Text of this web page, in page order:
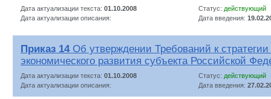
Дата актуализации текста: 01.10.2008 Статус: действующий
Дата актуализации описания:
Дата введения:
Приказ 14Об утверждении Требований к
экономического развития субъекта Российской
Дата актуализации текста: 01.10.2008 Статус: действующий
Дата актуализации описания:
Дата введения: